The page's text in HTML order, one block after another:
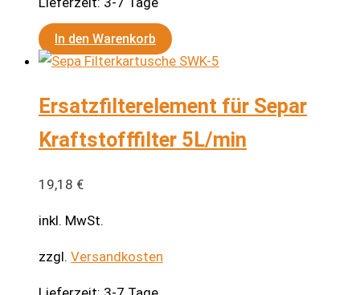
In den Warenkorb
Ersatzfilterelement für Separ
Kraftstofffilter 5L/min
19,18 €
inkl. MwSt.
zzgl. Versandkosten